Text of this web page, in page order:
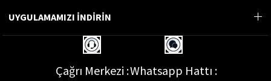
UYGULAMAMIZI İNDİRİN
Çağrı Merkezi :Whatsapp Hattı :